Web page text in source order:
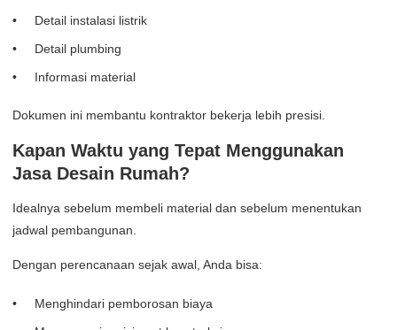
Detail instalasi listrik
Detail plumbing
Informasi material
Dokumen ini membantu kontraktor bekerja lebih presisi.
Kapan Waktu yang Tepat Menggunakan
Jasa Desain Rumah?
Idealnya sebelum membeli material dan sebelum menentukan
jadwal pembangunan.
Dengan perencanaan sejak awal, Anda bisa:
Menghindari pemborosan biaya